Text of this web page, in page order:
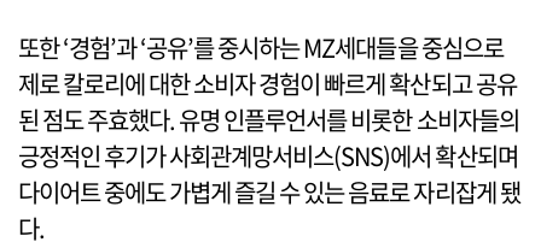
또한 ‘경험’과 ‘공유’를 중시하는 MZ세대들을 중심으로
제로 칼로리에 대한 소비자 경험이 빠르게 확산되고 공유
된 점도 주효했다. 유명 인플루언서를 비롯한 소비자들의
긍정적인 후기가 사회관계망서비스(SNS)에서 확산되며
다이어트 중에도 가볍게 즐길 수 있는 음료로 자리잡게 됐
다.